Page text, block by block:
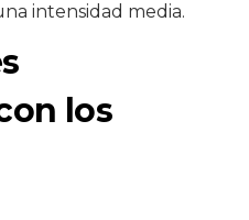
intensidad media.
los